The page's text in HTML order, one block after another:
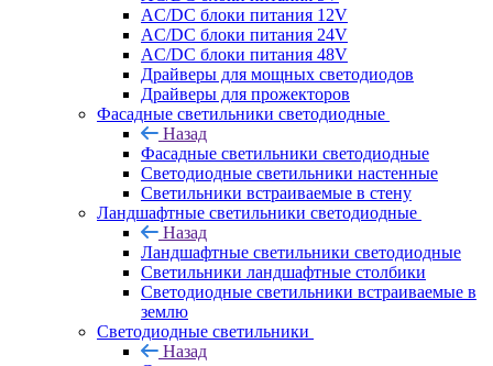
AC/DC блоки питания 12V
AC/DC блоки питания 24V
AC/DC блоки питания 48V
Драйверы для мощных светодиодов
Драйверы для прожекторов
Фасадные светильники светодиодные
Назад
Фасадные светильники светодиодные
Светодиодные светильники настенные
Светильники встраиваемые в стену
Ландшафтные светильники светодиодные
Назад
Ландшафтные светильники светодиодные
Светильники ландшафтные столбики
Светодиодные светильники встраиваемые в
землю
Светодиодные светильники
Назад